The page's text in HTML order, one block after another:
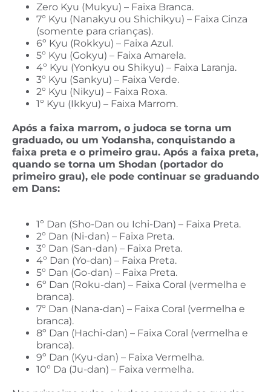
Zero Kyu (Mukyu) – Faixa Branca.
7º Kyu (Nanakyu ou Shichikyu) – Faixa Cinza
(somente para crianças).
6º Kyu (Rokkyu) – Faixa Azul.
5º Kyu (Gokyu) – Faixa Amarela.
4º Kyu (Yonkyu ou Shikyu) – Faixa Laranja.
3º Kyu (Sankyu) – Faixa Verde.
2º Kyu (Nikyu) – Faixa Roxa.
1º Kyu (Ikkyu) – Faixa Marrom.
Após a faixa marrom, o judoca se torna um
graduado, ou um Yodansha, conquistando a
faixa preta e o primeiro grau. Após a faixa preta,
quando se torna um Shodan (portador do
primeiro grau), ele pode continuar se graduando
em Dans:
1º Dan (Sho-Dan ou Ichi-Dan) – Faixa Preta.
2º Dan (Ni-dan) – Faixa Preta.
3º Dan (San-dan) – Faixa Preta.
4º Dan (Yo-dan) – Faixa Preta.
5º Dan (Go-dan) – Faixa Preta.
6º Dan (Roku-dan) – Faixa Coral (vermelha e
branca).
7º Dan (Nana-dan) – Faixa Coral (vermelha e
branca).
8º Dan (Hachi-dan) – Faixa Coral (vermelha e
branca).
9º Dan (Kyu-dan) – Faixa Vermelha.
10º Da (Ju-dan) – Faixa vermelha.